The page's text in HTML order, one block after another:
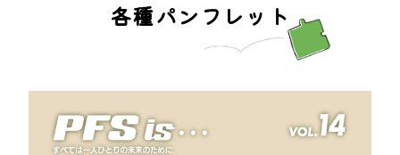
各種パンフレット